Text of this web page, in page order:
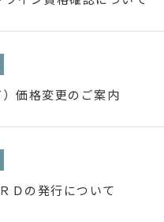
価格変更のご案内
Ｄの発行について